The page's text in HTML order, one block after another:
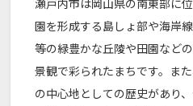
園を形成する島しょ部や海岸
等の緑豊かな丘陵や田園など
景観で彩られたまちです。ま
の中心地としての歴史があり